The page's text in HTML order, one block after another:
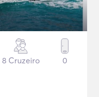
8 Cruzeiro 0